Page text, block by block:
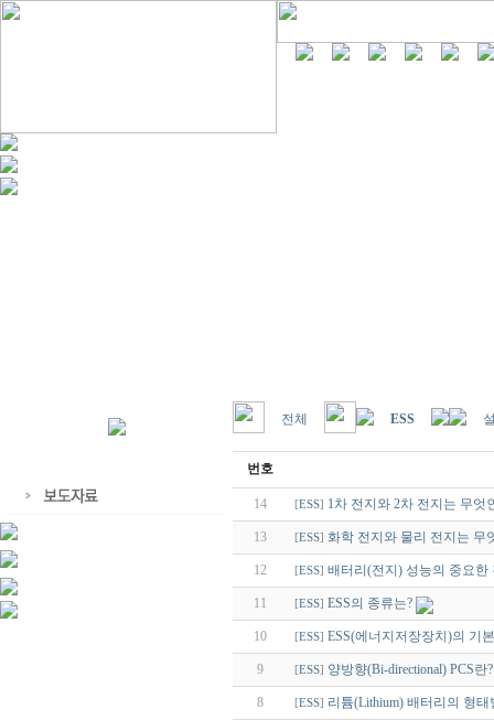
전체 ESS
번호
14 [ESS] 1차 전지와 2차 전지는 무엇
13 [ESS] 화학 전지와 물리 전지는 무
12 [ESS] 배터리(전지) 성능의 중요한
11 [ESS] ESS의 종류는?
10 [ESS] ESS(에너지저장장치)의 기
9 [ESS] 양방향(Bi-directional) PCS란?
8 [ESS] 리튬(Lithium) 배터리의 형태